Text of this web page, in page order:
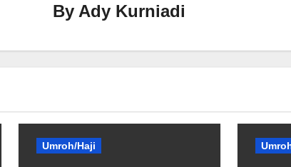
By Ady Kurniadi
Umroh/Haji